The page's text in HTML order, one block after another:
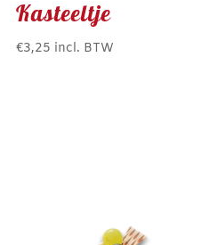
Kasteeltje
€3,25 incl. BTW